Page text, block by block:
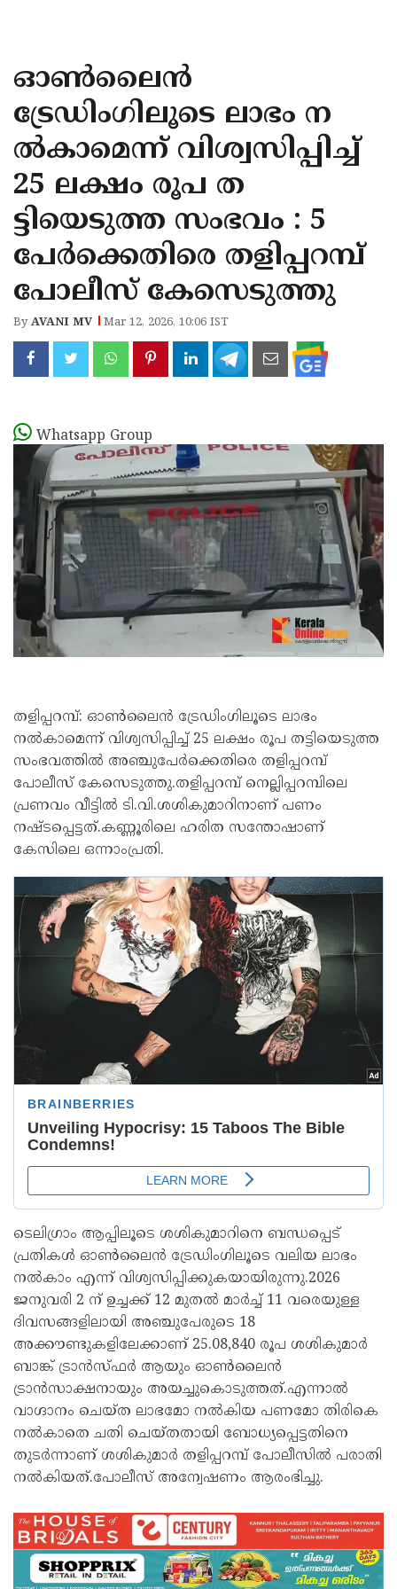
KANNUR
KASARAGOD
ഓണ്‍ലൈന്‍
ട്രേഡിംഗിലൂടെ ലാഭം ന
ല്‍കാമെന്ന് വിശ്വസിപ്പിച്ച്
25 ലക്ഷം രൂപ ത
ട്ടിയെടുത്ത സംഭവം : 5
പേർക്കെതിരെ തളിപ്പറമ്പ്
പോലീസ് കേസെടുത്തു
ByAVANI MV Mar 12, 2026, 10:06 IST
Whatsapp Group
തളിപ്പറമ്പ്: ഓണ്‍ലൈന്‍ ട്രേഡിംഗിലൂടെ ലാഭം
നല്‍കാമെന്ന് വിശ്വസിപ്പിച്ച് 25 ലക്ഷം രൂപ തട്ടിയെടുത്ത
സംഭവത്തില്‍ അഞ്ചുപേര്‍ക്കെതിരെ തളിപ്പറമ്പ്
പോലീസ് കേസെടുത്തു.തളിപ്പറമ്പ് നെല്ലിപ്പറമ്പിലെ
പ്രണവം വീട്ടില്‍ ടി.വി.ശശികുമാറിനാണ് പണം
നഷ്ടപ്പെട്ടത്.കണ്ണൂരിലെ ഹരിത സന്തോഷാണ്
കേസിലെ ഒന്നാംപ്രതി.
ടെലിഗ്രാം ആപ്പിലൂടെ ശശികുമാറിനെ ബന്ധപ്പെട്
പ്രതികള്‍ ഓണ്‍ലൈന്‍ ട്രേഡിംഗിലൂടെ വലിയ ലാഭം
നല്‍കാം എന്ന് വിശ്വസിപ്പിക്കുകയായിരുന്നു.2026
ജനുവരി 2 ന് ഉച്ചക്ക് 12 മുതല്‍ മാര്‍ച്ച് 11 വരെയുള്ള
ദിവസങ്ങളിലായി അഞ്ചുപേരുടെ 18
അക്കൗണ്ടുകളിലേക്കാണ് 25.08,840 രൂപ ശശികുമാര്‍
ബാങ്ക് ട്രാന്‍സ്ഫര്‍ ആയും ഓണ്‍ലൈന്‍
ട്രാന്‍സാക്ഷനായും അയച്ചുകൊടുത്തത്.എന്നാല്‍
വാഗ്ദാനം ചെയ്ത ലാഭമോ നല്‍കിയ പണമോ തിരികെ
നല്‍കാതെ ചതി ചെയ്തതായി ബോധ്യപ്പെട്ടതിനെ
തുടര്‍ന്നാണ് ശശികുമാര്‍ തളിപ്പറമ്പ് പോലീസില്‍ പരാതി
നല്‍കിയത്.പോലീസ് അന്വേഷണം ആരംഭിച്ചു.